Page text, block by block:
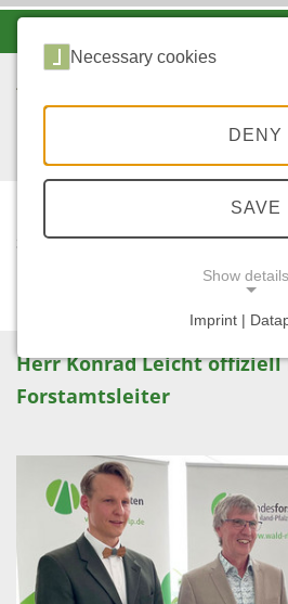
STARTSEITE
...
Herr Konrad Leicht offiziell
Forstamtsleiter
Necessary cookies
DENY
SAVE
Show details
Imprint |